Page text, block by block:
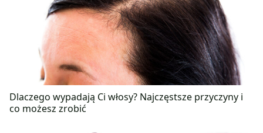
Dlaczego wypadają Ci włosy? Najczęstsze przyczyny i
co możesz zrobić